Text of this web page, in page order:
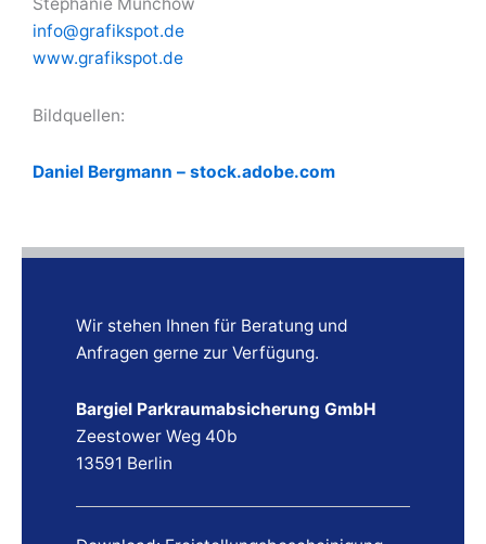
Stephanie Münchow
info@grafikspot.de
www.grafikspot.de
Bildquellen:
Daniel Bergmann – stock.adobe.com
Wir stehen Ihnen für Beratung und
Anfragen gerne zur Verfügung.
Bargiel Parkraumabsicherung GmbH
Zeestower Weg 40b
13591 Berlin